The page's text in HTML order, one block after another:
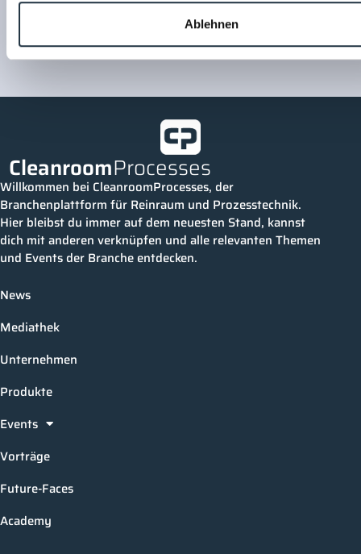
Ablehnen
CleanroomProcesses
Willkommen bei CleanroomProcesses, der
Branchenplattform für Reinraum und Prozesstechnik.
Hier bleibst du immer auf dem neuesten Stand, kannst
dich mit anderen verknüpfen und alle relevanten Themen
und Events der Branche entdecken.
News
Mediathek
Unternehmen
Produkte
Events
Vorträge
Future-Faces
Academy